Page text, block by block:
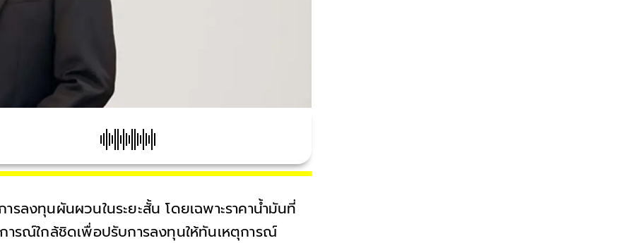
รลงทุนผันผวนในระยะสั้น โดยเฉพาะราคาน้ำมันที่
รณ์ใกล้ชิดเพื่อปรับการลงทุนให้ทันเหตุการณ์